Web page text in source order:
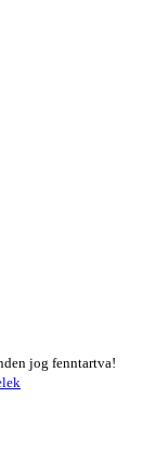
jog fenntartva!